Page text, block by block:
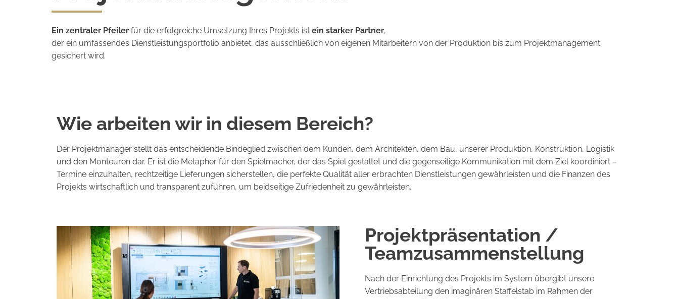
Ein zentraler Pfeiler für die erfolgreiche Umsetzung Ihres Projekts ist ein starker Partner,
der ein umfassendes Dienstleistungsportfolio anbietet, das ausschließlich von eigenen Mitarbeitern von der Produktion bis zum Projektmanagement
gesichert wird.
Wie arbeiten wir in diesem Bereich?
Der Projektmanager stellt das entscheidende Bindeglied zwischen dem Kunden, dem Architekten, dem Bau, unserer Produktion, Konstruktion, Logistik
und den Monteuren dar. Er ist die Metapher für den Spielmacher, der das Spiel gestaltet und die gegenseitige Kommunikation mit dem Ziel koordiniert –
Termine einzuhalten, rechtzeitige Lieferungen sicherstellen, die perfekte Qualität aller erbrachten Dienstleistungen gewährleisten und die Finanzen des
Projekts wirtschaftlich und transparent zuführen, um beidseitige Zufriedenheit zu gewährleisten.
Projektpräsentation /
Teamzusammenstellung
Nach der Einrichtung des Projekts im System übergibt unsere
Vertriebsabteilung den imaginären Staffelstab im Rahmen der